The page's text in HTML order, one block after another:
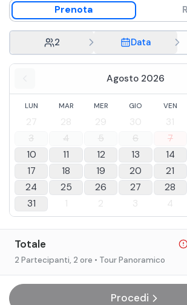
Prenota
2 Data
Agosto 2026
LUN MAR MER GIO VEN
27 28 29 30 31
3
4 5 6 7
10
11 12 13 14
17
18 19 20 21
24
25 26 27 28
31
1 2 3 4
Totale
2 Partecipanti, 2 ore • Tour Panoramico
Procedi